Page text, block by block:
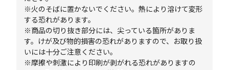
※火のそばに置かないでください。熱により溶けて変形
する恐れがあります。
※商品の切り抜き部分には、尖っている箇所がありま
す。けが及び物的損害の恐れがありますので、お取り扱
いには十分ご注意ください。
※摩擦や刺激により印刷が剥がれる恐れがありますの